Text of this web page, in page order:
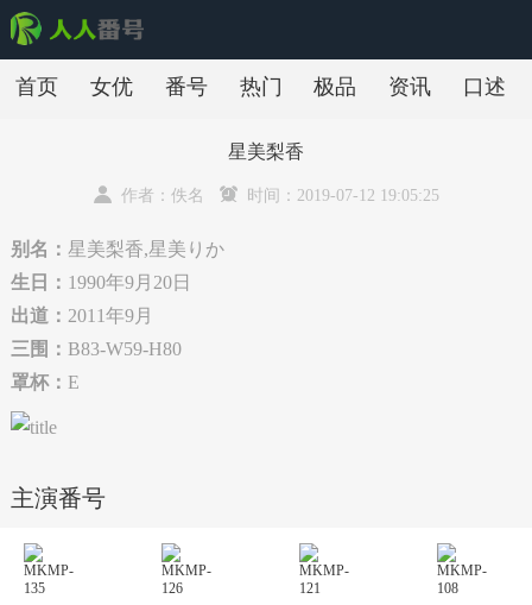
首页 女优 番号 热门 极品 资讯 口述
星美梨香
作者：佚名 时间：2019-07-12 19:05:25
别名： 星美梨香,星美りか
生日： 1990年9月20日
出道： 2011年9月
三围： B83-W59-H80
罩杯： E
主演番号